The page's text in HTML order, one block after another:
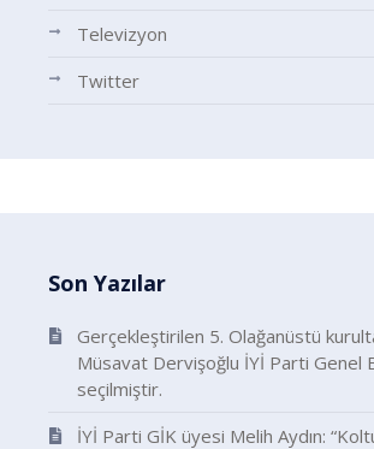
Televizyon
Twitter
Son Yazılar
Gerçekleştirilen 5. Olağanüstü
Müsavat Dervişoğlu İYİ Parti Genel
seçilmiştir.
İYİ Parti GİK üyesi Melih Aydın: